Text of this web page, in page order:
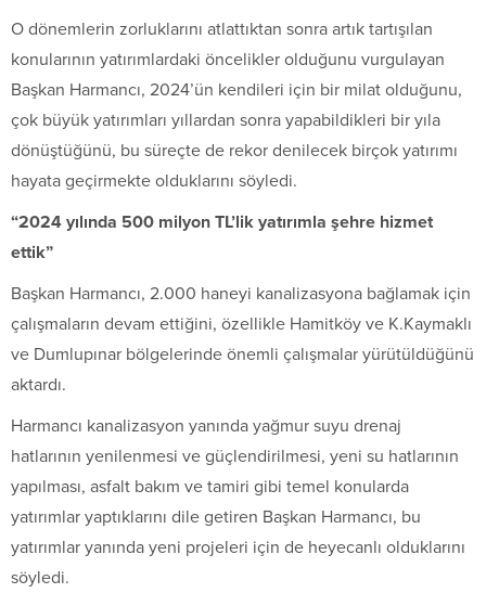
O dönemlerin zorluklarını atlattıktan sonra artık tartışılan
konularının yatırımlardaki öncelikler olduğunu vurgulayan
Başkan Harmancı, 2024’ün kendileri için bir milat olduğunu,
çok büyük yatırımları yıllardan sonra yapabildikleri bir yıla
dönüştüğünü, bu süreçte de rekor denilecek birçok yatırımı
hayata geçirmekte olduklarını söyledi.
“2024 yılında 500 milyon TL’lik yatırımla şehre hizmet
ettik”
Başkan Harmancı, 2.000 haneyi kanalizasyona bağlamak için
çalışmaların devam ettiğini, özellikle Hamitköy ve K.Kaymaklı
ve Dumlupınar bölgelerinde önemli çalışmalar yürütüldüğünü
aktardı.
Harmancı kanalizasyon yanında yağmur suyu drenaj
hatlarının yenilenmesi ve güçlendirilmesi, yeni su hatlarının
yapılması, asfalt bakım ve tamiri gibi temel konularda
yatırımlar yaptıklarını dile getiren Başkan Harmancı, bu
yatırımlar yanında yeni projeleri için de heyecanlı olduklarını
söyledi.